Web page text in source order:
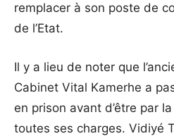
remplacer à son poste de
de l’Etat.
Il y a lieu de noter que
Cabinet Vital Kamerhe a
en prison avant d’être par
toutes ses charges. Vidiyé